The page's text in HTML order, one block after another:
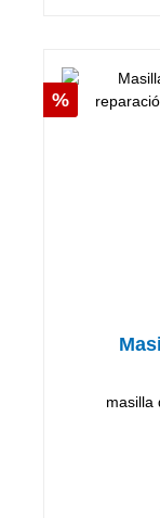
Descuento
%
masilla